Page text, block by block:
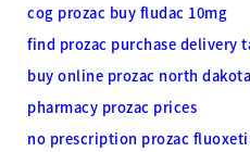
cog prozac buy fludac 10mg
find prozac purchase delivery
buy online prozac north dakota
pharmacy prozac prices
no prescription prozac